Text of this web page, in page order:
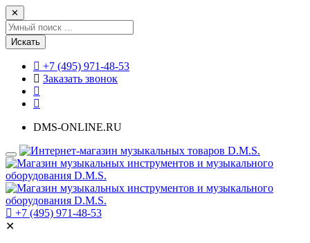
✕
Искать
+7 (495) 971-48-53
Заказать звонок
DMS-ONLINE.RU
+7 (495) 971-48-53
✕